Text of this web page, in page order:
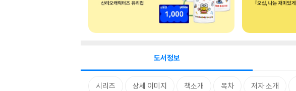
도서정보
시리즈 상세 이미지 책소개 목차 저자 소개